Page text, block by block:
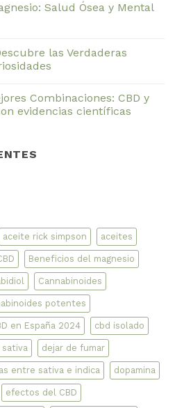
Salud Ósea y Mental
las Verdaderas
Combinaciones: CBD y
evidencias científicas
aceite rick simpson aceites
Beneficios del magnesio
Cannabinoides
potentes
en España 2024 cbd isolado
sativa dejar de fumar
entre sativa e indica dopamina
efectos del CBD